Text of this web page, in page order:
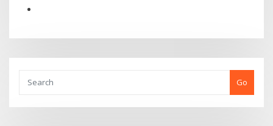
Go